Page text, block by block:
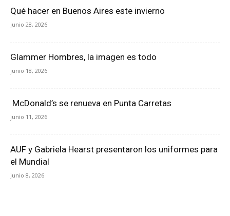
Qué hacer en Buenos Aires este invierno
junio 28, 2026
Glammer Hombres, la imagen es todo
junio 18, 2026
McDonald’s se renueva en Punta Carretas
junio 11, 2026
AUF y Gabriela Hearst presentaron los uniformes para
el Mundial
junio 8, 2026